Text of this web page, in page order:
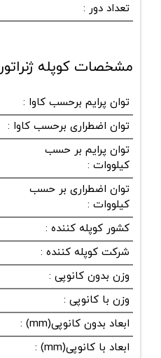
تعداد دور :
مشخصات کوپله ژنراتور
توان پرایم برحسب کاوا :
توان اضطراری برحسب کاوا :
توان پرایم بر حسب
کیلووات :
توان اضطراری بر حسب
کیلووات :
کشور کوپله کننده :
شرکت کوپله کننده :
وزن بدون کانوپی :
وزن با کانوپی :
ابعاد بدون کانوپی(mm)
:
ابعاد با کانوپی(mm)
: